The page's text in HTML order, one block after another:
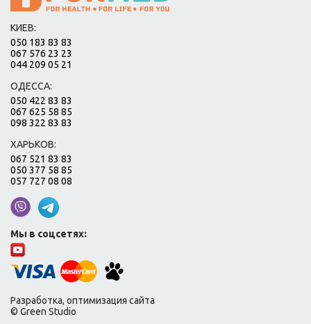
КИЕВ:
050 183 83 83
067 576 23 23
044 209 05 21
ОДЕССА:
050 422 83 83
067 625 58 85
098 322 83 83
ХАРЬКОВ:
067 521 83 83
050 377 58 85
057 727 08 08
Мы в соцсетях:
Разработка, оптимизация сайта
© Green Studio